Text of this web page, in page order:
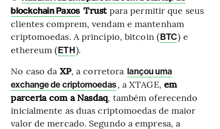
blockchain Paxos Trustpara permitir que seus
clientes comprem, vendam e mantenham
criptomoedas. A princípio, bitcoin (BTC) e
ethereum (ETH).
No caso da XP, a corretora lançou uma
exchange de criptomoedas, a XTAGE, em
parceria com a Nasdaq, também oferecendo
inicialmente as duas criptomoedas de maior
valor de mercado. Segundo a empresa, a